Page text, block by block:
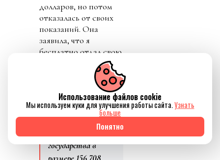
долларов, но потом
отказалась от своих
показаний. Она
заявила, что я
бесплатно отдал свою
почку ее дочери.
отделалась
условным
приговором и
штрафом в пользу
государства в
Использование файлов cookie
Мы используем куки для улучшения работы сайта.Узнать
больше
Понятно